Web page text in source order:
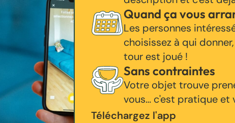
Quand ça vous
Les personnes
choisissez à qui
tour est joué !
Sans contraintes
Votre objet trouve
vous… c'est pratique et
Téléchargez l'app